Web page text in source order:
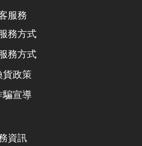
服務
務方式
務方式
貨政策
騙宣導
資訊